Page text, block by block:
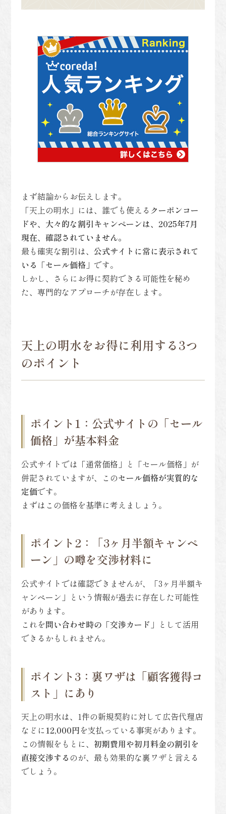
まず結論からお伝えします。
「天上の明水」には、誰でも使える クーポンコー
ドや、大々的な割引キャンペーンは、2025年7月
現在、確認されていません。
最も確実な割引は、公式サイトに常に表示されて
いる「セール価格」です。
しかし、さらにお得に契約できる可能性を秘め
た、専門的なアプローチが存在します。
天上の明水をお得に利用する3つ
のポイント
ポイント1：公式サイトの「セール
価格」が基本料金
公式サイトでは「通常価格」と「セール価格」が
併記されていますが、このセール価格が実質的な
定価です。
まずはこの価格を基準に考えましょう。
ポイント2：「3ヶ月半額キャンペ
ーン」の噂を交渉材料に
公式サイトでは確認できませんが、「3ヶ月半額キ
ャンペーン」という情報が過去に存在した可能性
があります。
これを問い合わせ時の「交渉カード」 として活用
できるかもしれません。
ポイント3：裏ワザは「顧客獲得コ
スト」にあり
天上の明水は、1件の新規契約に対して広告代理店
などに12,000円を支払っている事実があります。
この情報をもとに、初期費用や初月料金の割引を
直接交渉する のが、最も効果的な裏ワザと言える
でしょう。